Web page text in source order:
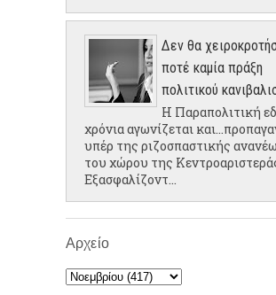
Δεν θα
ποτέ καμία πράξη
πολιτικού
Η Παραπολιτική
χρόνια αγωνίζεται
υπέρ της ριζοσπαστικής
του χώρου της
Εξασφαλίζοντ...
Αρχείο